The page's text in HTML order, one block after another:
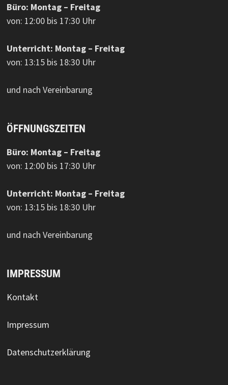
Büro: Montag – Freitag
von: 12:00 bis 17:30 Uhr
Unterricht: Montag – Freitag
von: 13:15 bis 18:30 Uhr
und nach Vereinbarung
ÖFFNUNGSZEITEN
Büro: Montag – Freitag
von: 12:00 bis 17:30 Uhr
Unterricht: Montag – Freitag
von: 13:15 bis 18:30 Uhr
und nach Vereinbarung
IMPRESSUM
Kontakt
Impressum
Datenschutzerklärung